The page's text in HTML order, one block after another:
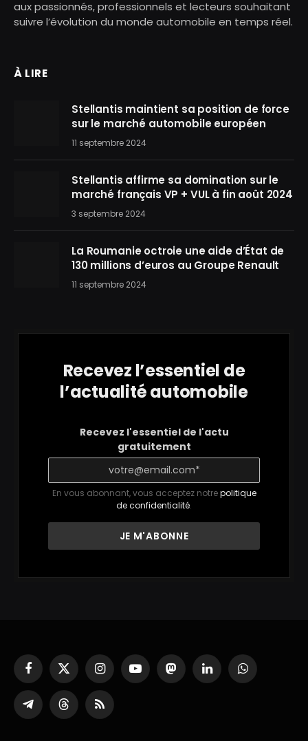
aux passionnés, professionnels et lecteurs souhaitant
suivre l’évolution du monde automobile en temps réel.
À LIRE
Stellantis maintient sa position de force
sur le marché automobile européen
11 septembre 2024
Stellantis affirme sa domination sur le
marché français VP + VUL à fin août 2024
3 septembre 2024
La Roumanie octroie une aide d’État de
130 millions d’euros au Groupe Renault
11 septembre 2024
Recevez l’essentiel de
l’actualité automobile
Recevez l'essentiel de l'actu
gratuitement
En vous abonnant, vous acceptez notrepolitique
de confidentialité.
Facebook
X
(Twitter)
InstagramYouTubeMastodonLinkedInWhatsApp
Partager
sur
ThreadsRSS